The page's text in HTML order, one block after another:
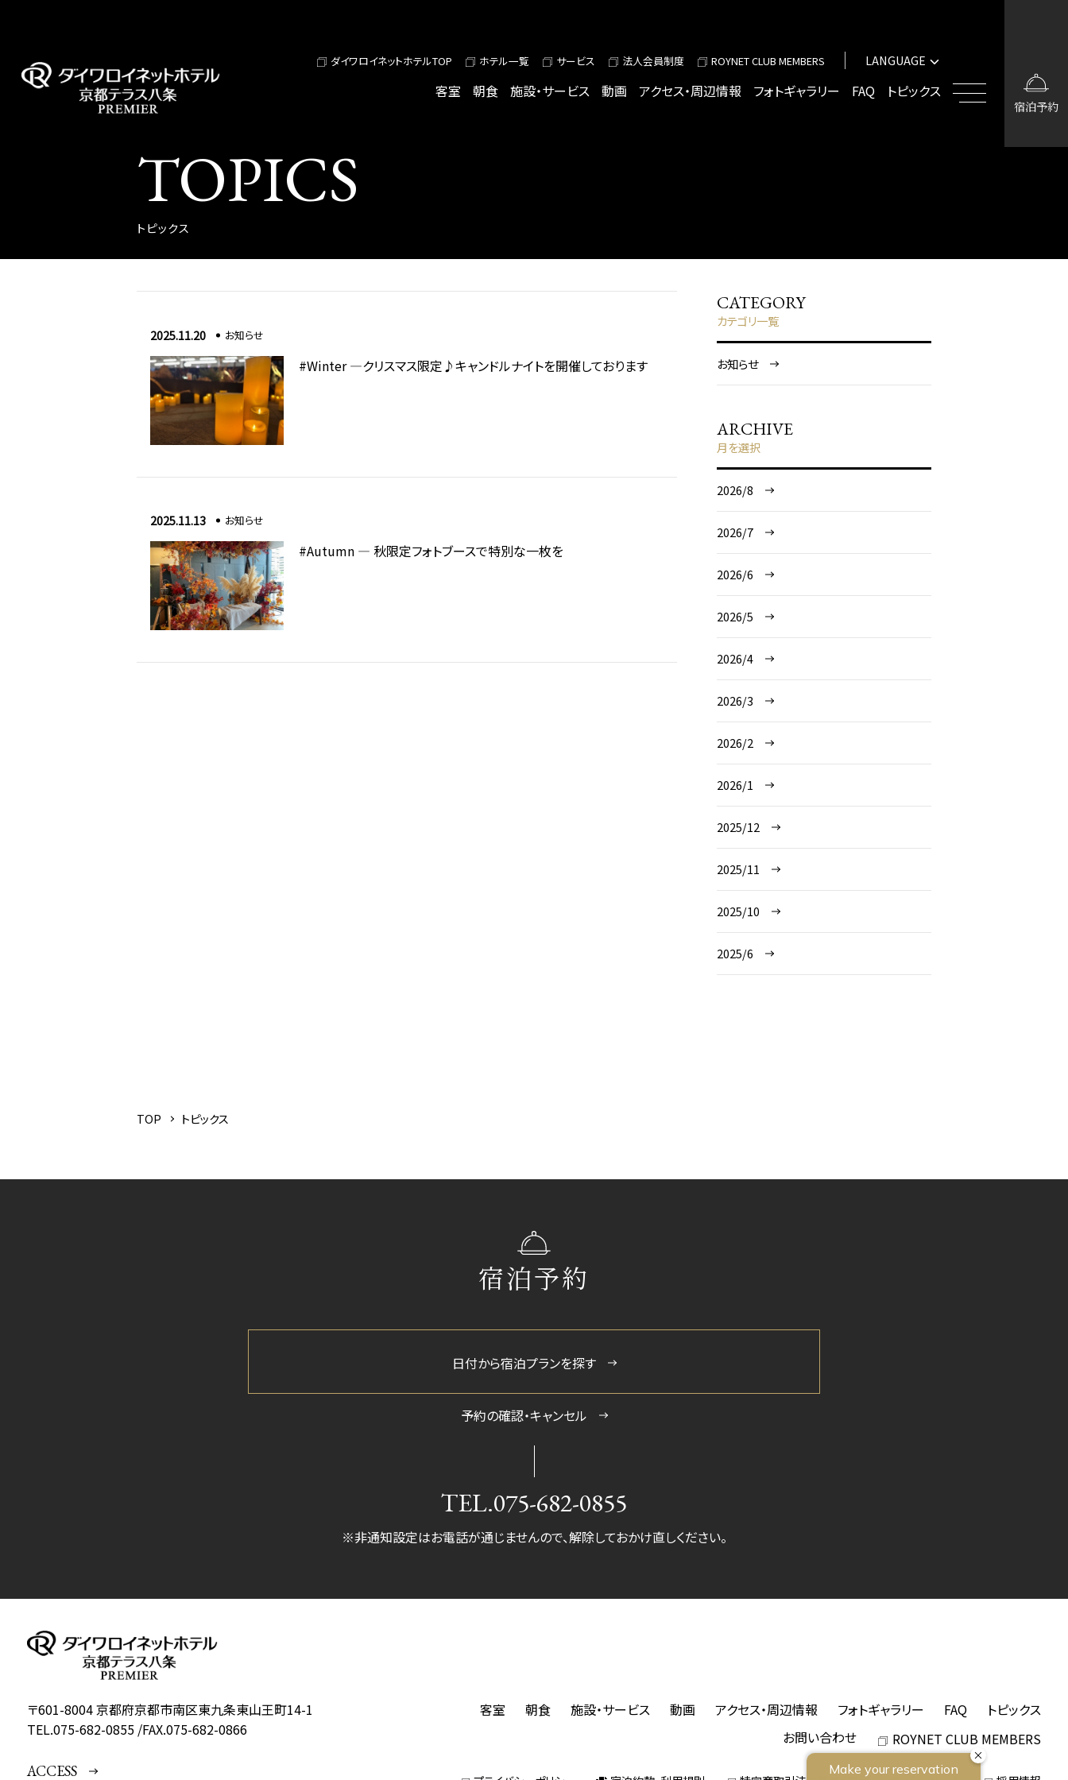
ダイワロイネットホテルTOP ホテル一覧 サービス 法人会員制度 ROYNET CLUB MEMBERS
LANGUAGE
English
客室 朝食 施設・サービス 動画 アクセス・周辺情報 フォトギャラリー FAQ トピックス
TOPICS
トピックス
2025.11.20 お知らせ
#Winter ―クリスマス限定♪キャンドルナイトを開催しております
2025.11.13 お知らせ
#Autumn ― 秋限定フォトブースで特別な一枚を
CATEGORY
カテゴリ一覧
お知らせ
ARCHIVE
月を選択
2026/8
2026/7
2026/6
2026/5
2026/4
2026/3
2026/2
2026/1
2025/12
2025/11
2025/10
2025/6
TOP トピックス
宿泊予約
日付から宿泊プランを探す
予約の確認・キャンセル
TEL.075-682-0855
※非通知設定はお電話が通じませんので、解除しておかけ直しください。
〒601-8004 京都府京都市南区東九条東山王町14-1
TEL.075-682-0855 /FAX.075-682-0866
ACCESS
客室 朝食 施設・サービス 動画 アクセス・周辺情報 フォトギャラリー FAQ
トピックス
お問い合わせ
ROYNET CLUB MEMBERS
한국어
宿泊予約